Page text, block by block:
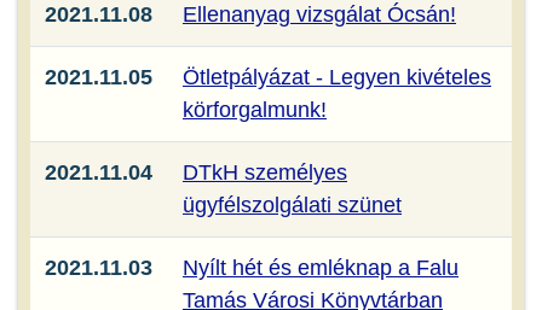
2021.11.08 Ellenanyag vizsgálat Ócsán!
2021.11.05
Ötletpályázat - Legyen kivételes
körforgalmunk!
2021.11.04
DTkH személyes
ügyfélszolgálati szünet
2021.11.03
Nyílt hét és emléknap a Falu
Tamás Városi Könyvtárban